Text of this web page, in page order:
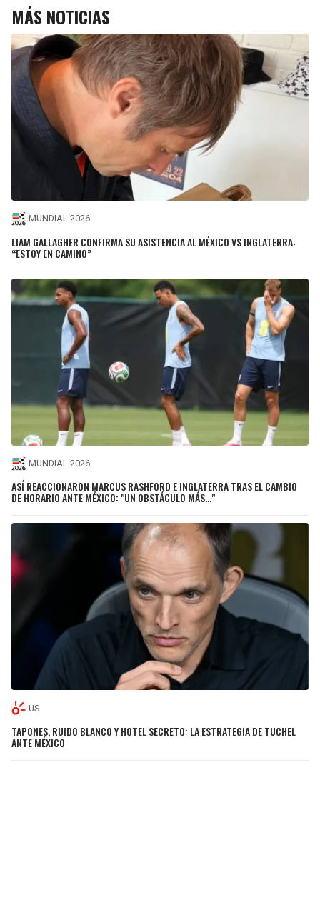
MÁS NOTICIAS
MUNDIAL 2026
LIAM GALLAGHER CONFIRMA SU ASISTENCIA AL MÉXICO VS INGLATERRA:
“ESTOY EN CAMINO”
MUNDIAL 2026
ASÍ REACCIONARON MARCUS RASHFORD E INGLATERRA TRAS EL CAMBIO
DE HORARIO ANTE MÉXICO: "UN OBSTÁCULO MÁS..."
US
TAPONES, RUIDO BLANCO Y HOTEL SECRETO: LA ESTRATEGIA DE TUCHEL
ANTE MÉXICO